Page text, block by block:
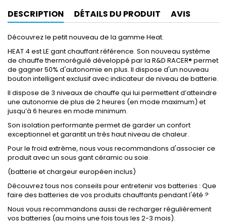
DESCRIPTION DÉTAILS DU PRODUIT AVIS
Découvrez le petit nouveau de la gamme Heat.
HEAT 4 est LE gant chauffant référence. Son nouveau système
de chauffe thermorégulé développé par la R&D RACER® permet
de gagner 50% d'autonomie en plus. Il dispose d'un nouveau
bouton intelligent exclusif avec indicateur de niveau de batterie.
Il dispose de 3 niveaux de chauffe qui lui permettent d’atteindre
une autonomie de plus de 2 heures (en mode maximum) et
jusqu’à 6 heures en mode minimum.
Son isolation performante permet de garder un confort
exceptionnel et garantit un très haut niveau de chaleur.
Pour le froid extrème, nous vous recommandons d'associer ce
produit avec un sous gant céramic ou soie.
(batterie et chargeur européen inclus)
Découvrez tous nos conseils pour entretenir vos batteries : Que
faire des batteries de vos produits chauffants pendant l'été ?
Nous vous recommandons aussi de recharger régulièrement
vos batteries (au moins une fois tous les 2-3 mois).